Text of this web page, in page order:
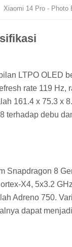
Xiaomi 14 Pro - Photo
LTPO OLED
rate 119 Hz,
161.4 x 75.3 x
terhadap debu
Snapdragon 8
X4, 5x3.2
Adreno 750.
dapat